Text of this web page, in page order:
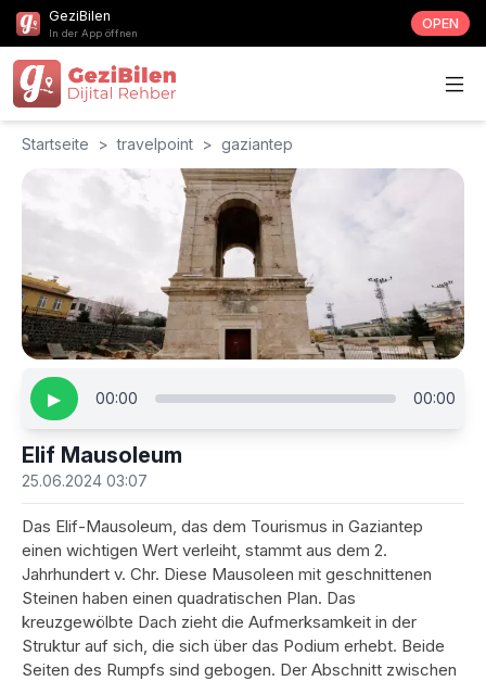
GeziBilen
In der App öffnen
OPEN
Startseite > travelpoint > gaziantep
▶ 00:00 00:00
Elif Mausoleum
25.06.2024 03:07
Das Elif-Mausoleum, das dem Tourismus in Gaziantep
einen wichtigen Wert verleiht, stammt aus dem 2.
Jahrhundert v. Chr. Diese Mausoleen mit geschnittenen
Steinen haben einen quadratischen Plan. Das
kreuzgewölbte Dach zieht die Aufmerksamkeit in der
Struktur auf sich, die sich über das Podium erhebt. Beide
Seiten des Rumpfs sind gebogen. Der Abschnitt zwischen